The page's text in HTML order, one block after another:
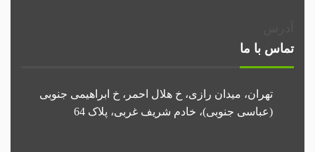
تماس با ما
تهران، میدان رازی، خ هلال احمر، خ ابراهیمی جنوبی
(عباسی جنوبی)، خادم شریف غربی، پلاک 64